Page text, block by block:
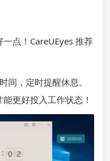
点！CareUEyes 推荐
间，定时提醒休息。
更好投入工作状态！